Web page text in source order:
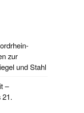
zur
und Stahl
–
21.